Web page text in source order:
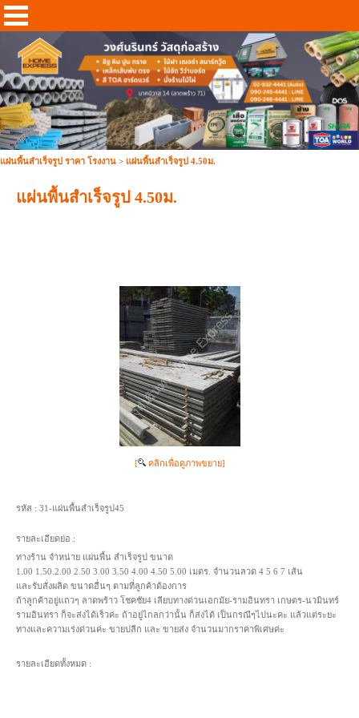
แผ่นพื้นสำเร็จรูป ราคา โรงงาน > แผ่นพื้นสำเร็จรูป 4.50ม.
แผ่นพื้นสำเร็จรูป 4.50ม.
[ คลิกเพื่อดูภาพขยาย]
รหัส : 31-แผ่นพื้นสำเร็จรูป45
รายละเอียดย่อ :
ทางร้าน จำหน่าย แผ่นพื้น สำเร็จรูป ขนาด
1.00 1.50.2.00 2.50 3.00 3.50 4.00 4.50 5.00 เมตร. จำนวนลวด 4 5 6 7 เส้น
และรับสั่งผลิต ขนาดอื่นๆ ตามที่ลูกค้าต้องการ
ถ้าลูกค้าอยู่แถวๆ ลาดพร้าว โชคชัย4 เลียบทางด่วนเอกมัย-รามอินทรา เกษตร-นวมินทร์
รามอินทรา ก็จะส่งได้เร็วค่ะ ถ้าอยู่ไกลกว่านั้น ก็ส่งได้ เป็นกรณีๆไปนะคะ แล้วแต่ระยะ
ทางและความเร่งด่วนค่ะ ขายปลีก และ ขายส่ง จำนวนมากราคาพิเศษค่ะ
รายละเอียดทั้งหมด :